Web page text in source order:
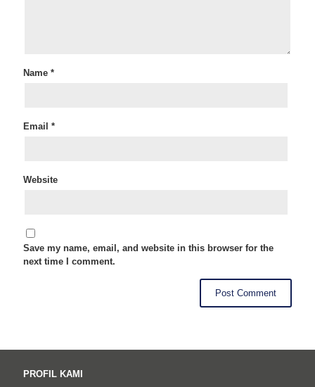
Name *
Email *
Website
Save my name, email, and website in this browser for the
next time I comment.
PROFIL KAMI